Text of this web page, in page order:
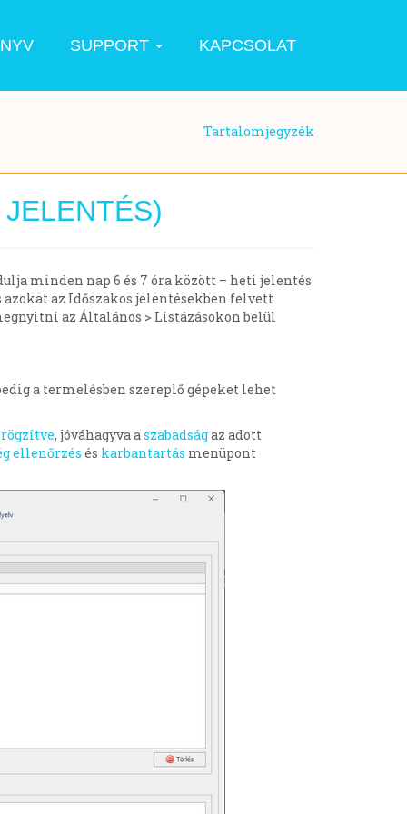
SUPPORT KAPCSOLAT
Tartalomjegyzék
minden nap 6 és 7 óra között – heti jelentés
az Időszakos jelentésekben felvett
az Általános > Listázásokon belül
a termelésben szereplő gépeket lehet
rögzítve, jóváhagyva aszabadságaz adott
ellenőrzés és karbantartás menüpont